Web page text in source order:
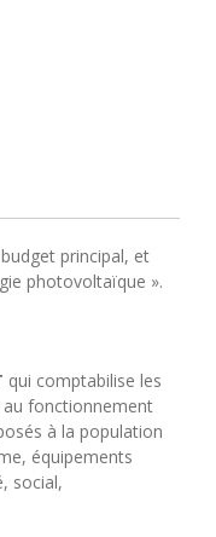
principal, et
photovoltaïque ».
qui comptabilise les
au fonctionnement
à la population
équipements
social,